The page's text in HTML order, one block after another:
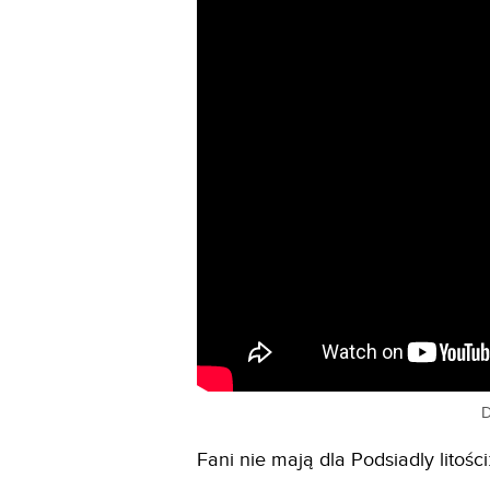
Fani nie mają dla Podsiadly litości: